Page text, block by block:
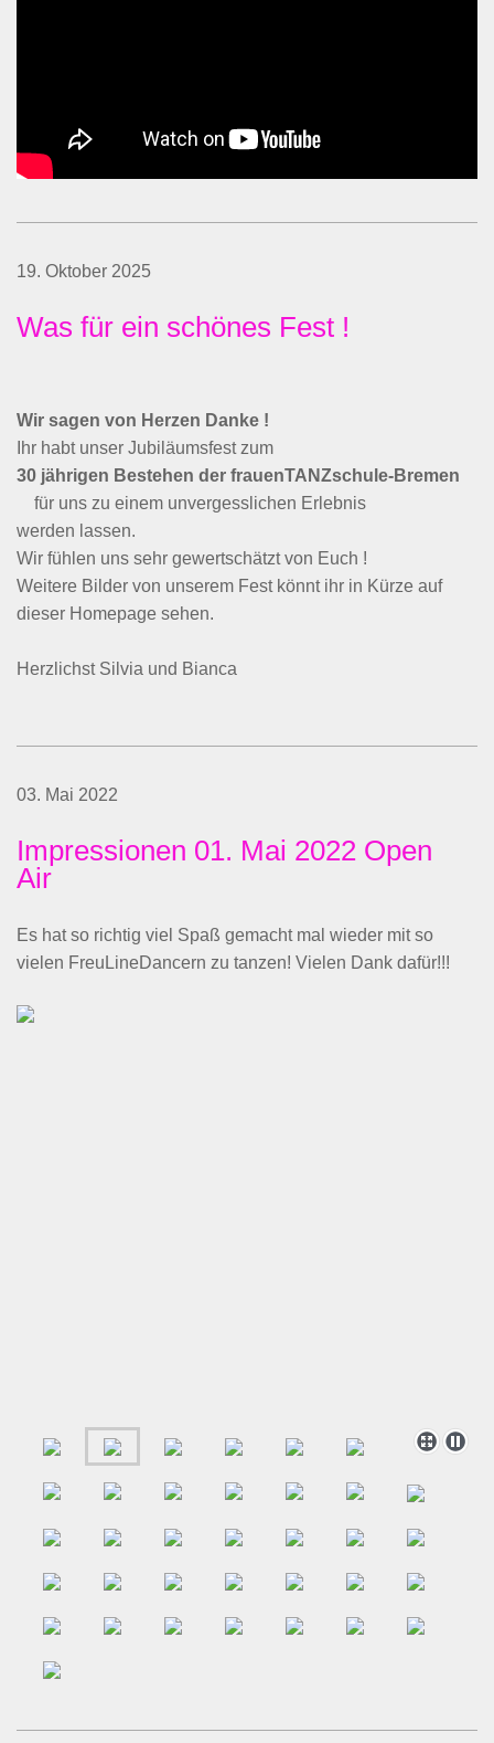
19. Oktober 2025
Was für ein schönes Fest !
Wir sagen von Herzen Danke !
Ihr habt unser Jubiläumsfest zum
30 jährigen Bestehen der frauenTANZschule-Bremen
für uns zu einem unvergesslichen Erlebnis
werden lassen.
Wir fühlen uns sehr gewertschätzt von Euch !
Weitere Bilder von unserem Fest könnt ihr in Kürze auf
dieser Homepage sehen.
Herzlichst Silvia und Bianca
03. Mai 2022
Impressionen 01. Mai 2022 Open
Air
Es hat so richtig viel Spaß gemacht mal wieder mit so
vielen FreuLineDancern zu tanzen! Vielen Dank dafür!!!